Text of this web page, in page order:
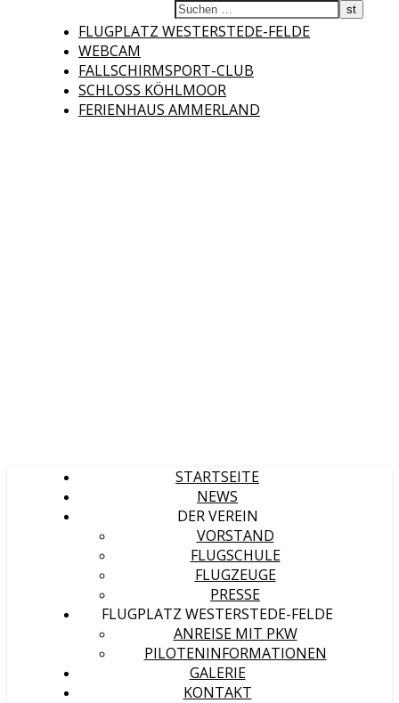
FLUGPLATZ WESTERSTEDE-FELDE
WEBCAM
FALLSCHIRMSPORT-CLUB
SCHLOSS KÖHLMOOR
FERIENHAUS AMMERLAND
Fliegerclub
STARTSEITE
NEWS
DER VEREIN
VORSTAND
FLUGSCHULE
FLUGZEUGE
PRESSE
FLUGPLATZ WESTERSTEDE-FELDE
ANREISE MIT PKW
PILOTENINFORMATIONEN
GALERIE
KONTAKT